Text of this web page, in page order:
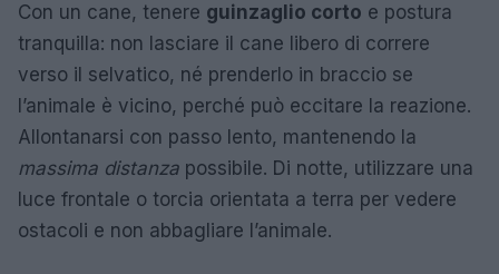
Con un cane, tenere guinzaglio corto e postura
tranquilla: non lasciare il cane libero di correre
verso il selvatico, né prenderlo in braccio se
l’animale è vicino, perché può eccitare la reazione.
Allontanarsi con passo lento, mantenendo la
massima distanza possibile. Di notte, utilizzare una
luce frontale o torcia orientata a terra per vedere
ostacoli e non abbagliare l’animale.